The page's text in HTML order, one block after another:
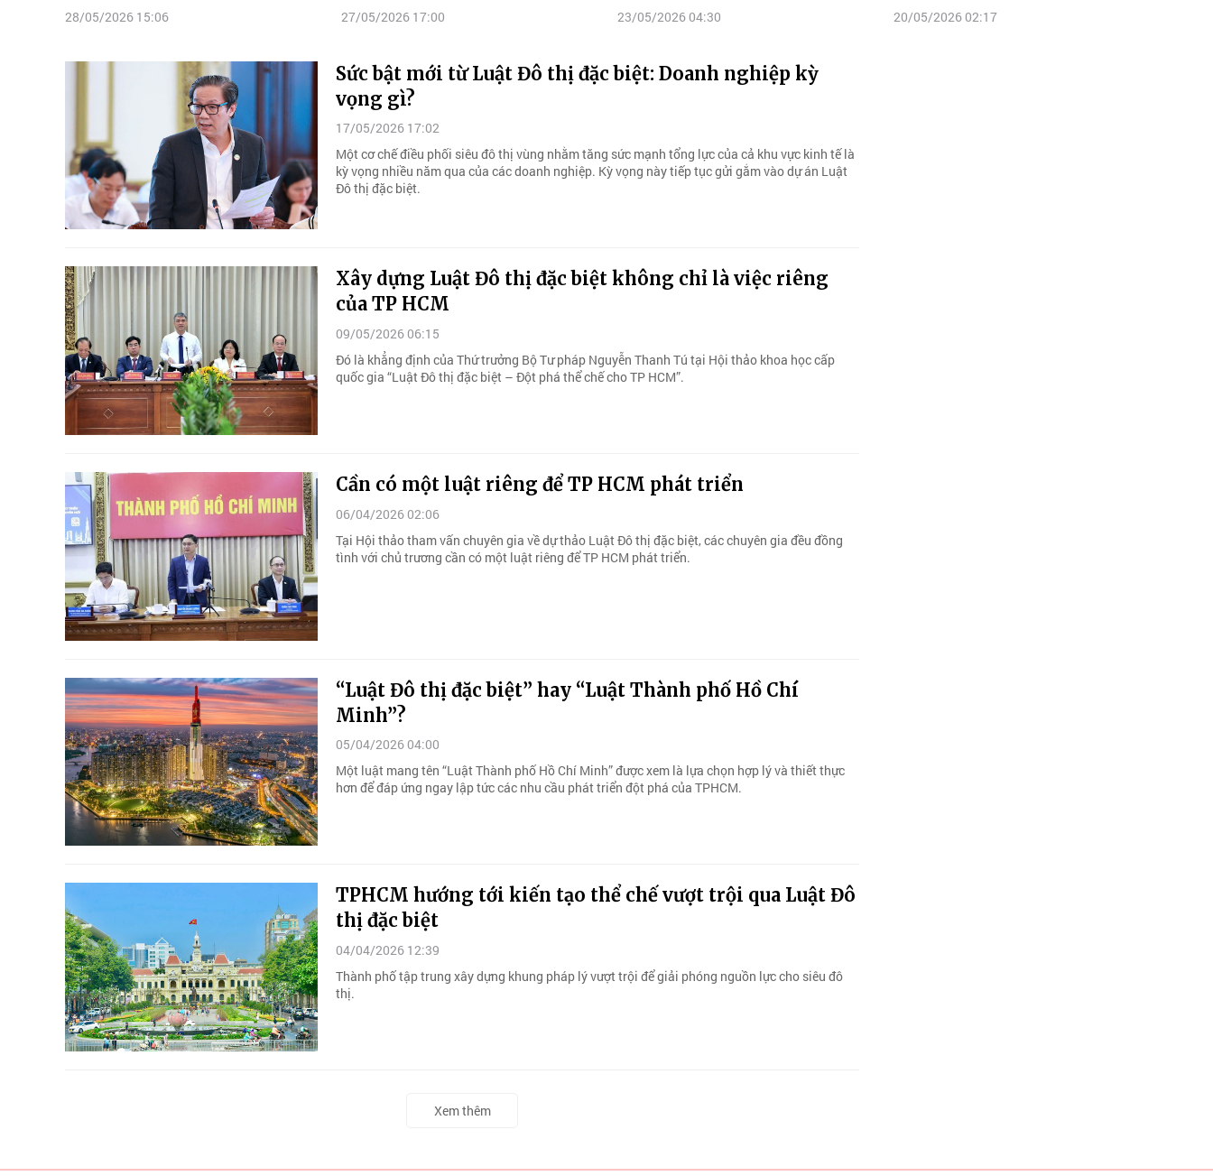
28/05/2026 15:06 27/05/2026 17:00 23/05/2026 04:30 20/05/2026 02:17
Sức bật mới từ Luật Đô thị đặc biệt: Doanh nghiệp kỳ
vọng gì?
17/05/2026 17:02
Một cơ chế điều phối siêu đô thị vùng nhằm tăng sức mạnh tổng lực của cả khu vực kinh tế là
kỳ vọng nhiều năm qua của các doanh nghiệp. Kỳ vọng này tiếp tục gửi gắm vào dự án Luật
Đô thị đặc biệt.
Xây dựng Luật Đô thị đặc biệt không chỉ là việc riêng
của TP HCM
09/05/2026 06:15
Đó là khẳng định của Thứ trưởng Bộ Tư pháp Nguyễn Thanh Tú tại Hội thảo khoa học cấp
quốc gia “Luật Đô thị đặc biệt – Đột phá thể chế cho TP HCM”.
Cần có một luật riêng để TP HCM phát triển
06/04/2026 02:06
Tại Hội thảo tham vấn chuyên gia về dự thảo Luật Đô thị đặc biệt, các chuyên gia đều đồng
tình với chủ trương cần có một luật riêng để TP HCM phát triển.
“Luật Đô thị đặc biệt” hay “Luật Thành phố Hồ Chí
Minh”?
05/04/2026 04:00
Một luật mang tên “Luật Thành phố Hồ Chí Minh” được xem là lựa chọn hợp lý và thiết thực
hơn để đáp ứng ngay lập tức các nhu cầu phát triển đột phá của TPHCM.
TPHCM hướng tới kiến tạo thể chế vượt trội qua Luật Đô
thị đặc biệt
04/04/2026 12:39
Thành phố tập trung xây dựng khung pháp lý vượt trội để giải phóng nguồn lực cho siêu đô
thị.
Xem thêm